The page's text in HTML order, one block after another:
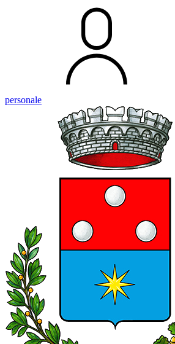
personale